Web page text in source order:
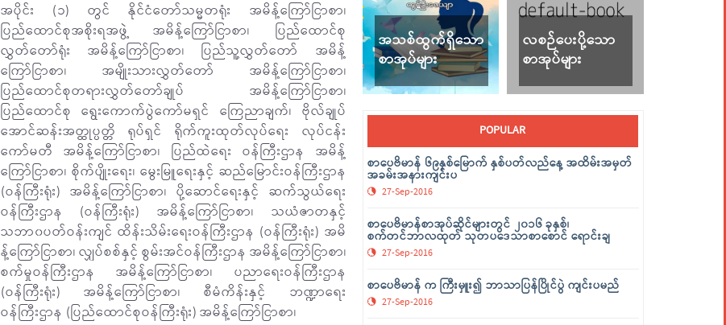
အပိုင်း (၁) တွင် နိုင်ငံတော်သမ္မတရုံး အမိန့်ကြော်ငြာစာ၊
ပြည်ထောင်စုအစိုးရအဖွဲ့ အမိန့်ကြော်ငြာစာ၊ ပြည်ထောင်စု
လွှတ်တော်ရုံး အမိန့်ကြော်ငြာစာ၊ ပြည်သူ့လွှတ်တော် အမိန့်
ကြော်ငြာစာ၊ အမျိုးသားလွှတ်တော် အမိန့်ကြော်ငြာစာ၊
ပြည်ထောင်စုတရားလွှတ်တော်ချုပ် အမိန့်ကြော်ငြာစာ၊
ပြည်ထောင်စု ရွေးကောက်ပွဲကော်မရှင် ကြေညာချက်၊ ဗိုလ်ချုပ်
အောင်ဆန်းအတ္ထုပ္ပတ္တိ ရုပ်ရှင် ရိုက်ကူးထုတ်လုပ်ရေး လုပ်ငန်း
ကော်မတီ အမိန့်ကြော်ငြာစာ၊ ပြည်ထဲရေး ဝန်ကြီးဌာန အမိန့်
ကြော်ငြာစာ၊ စိုက်ပျိုးရေး၊ မွေးမြူရေးနှင့် ဆည်မြောင်းဝန်ကြီးဌာန
(ဝန်ကြီးရုံး) အမိန့်ကြော်ငြာစာ၊ ပို့ဆောင်ရေးနှင့် ဆက်သွယ်ရေး
ဝန်ကြီးဌာန (ဝန်ကြီးရုံး) အမိန့်ကြော်ငြာစာ၊ သယံဇာတနှင့်
သဘာ၀ပတ်ဝန်းကျင် ထိန်းသိမ်းရေးဝန်ကြီးဌာန (ဝန်ကြီးရုံး) အမိ
န့်ကြော်ငြာစာ၊ လျှပ်စစ်နှင့် စွမ်းအင်ဝန်ကြီးဌာန အမိန့်ကြော်ငြာစာ၊
စက်မှုဝန်ကြီးဌာန အမိန့်ကြော်ငြာစာ၊ ပညာရေးဝန်ကြီးဌာန
(ဝန်ကြီးရုံး) အမိန့်ကြော်ငြာစာ၊ စီမံကိန်းနှင့် ဘဏ္ဍာရေး
ဝန်ကြီးဌာန (ပြည်ထောင်စုဝန်ကြီးရုံး) အမိန့်ကြော်ငြာစာ၊
အသစ်ထွက်ရှိသော
စာအုပ်များ
လစဉ်ပေးပို့သော
စာအုပ်များ
POPULAR
စာပေဗိမာန် ၆၉နှစ်မြောက် နှစ်ပတ်လည်နေ့ အထိမ်းအမှတ်
အခမ်းအနားကျင်းပ
27-Sep-2016
စာပေဗိမာန်စာအုပ်ဆိုင်များတွင် ၂၀၁၆ ခုနှစ်၊
စက်တင်ဘာလထုတ် သုတပဒေသာစာစောင် ရောင်းချ
27-Sep-2016
စာပေဗိမာန် က ကြီးမှူး၍ ဘာသာပြန်ပြိုင်ပွဲ ကျင်းပမည်
27-Sep-2016